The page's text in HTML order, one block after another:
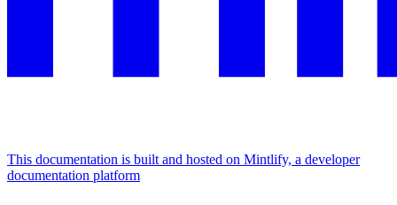
This documentation is built and hosted on Mintlify, a developer
documentation platform